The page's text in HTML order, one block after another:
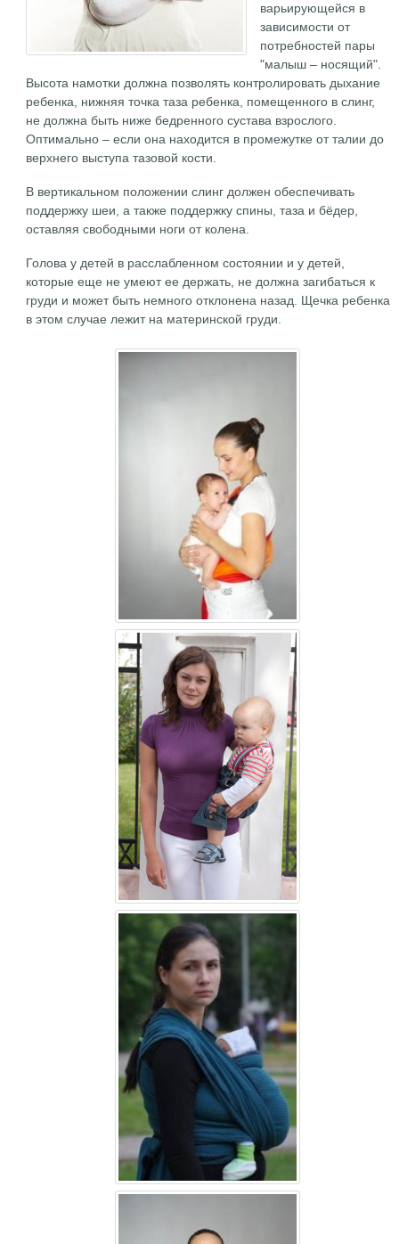
варьирующейся в
зависимости от
потребностей пары
"малыш – носящий".
Высота намотки должна позволять контролировать дыхание
ребенка, нижняя точка таза ребенка, помещенного в слинг,
не должна быть ниже бедренного сустава взрослого.
Оптимально – если она находится в промежутке от талии до
верхнего выступа тазовой кости.
В вертикальном положении слинг должен обеспечивать
поддержку шеи, а также поддержку спины, таза и бёдер,
оставляя свободными ноги от колена.
Голова у детей в расслабленном состоянии и у детей,
которые еще не умеют ее держать, не должна загибаться к
груди и может быть немного отклонена назад. Щечка ребенка
в этом случае лежит на материнской груди.